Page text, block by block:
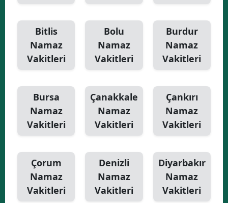
Bitlis
Namaz
Vakitleri
Bolu
Namaz
Vakitleri
Burdur
Namaz
Vakitleri
Bursa
Namaz
Vakitleri
Çanakkale
Namaz
Vakitleri
Çankırı
Namaz
Vakitleri
Çorum
Namaz
Vakitleri
Denizli
Namaz
Vakitleri
Diyarbakır
Namaz
Vakitleri